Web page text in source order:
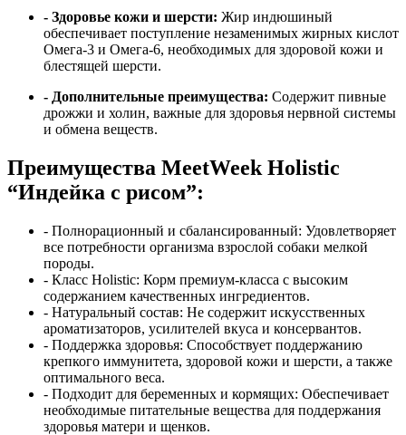
- Здоровье кожи и шерсти: Жир индюшиный
обеспечивает поступление незаменимых жирных кислот
Омега-3 и Омега-6, необходимых для здоровой кожи и
блестящей шерсти.
- Дополнительные преимущества: Содержит пивные
дрожжи и холин, важные для здоровья нервной системы
и обмена веществ.
Преимущества MeetWeek Holistic
“Индейка с рисом”:
- Полнорационный и сбалансированный: Удовлетворяет
все потребности организма взрослой собаки мелкой
породы.
- Класс Holistic: Корм премиум-класса с высоким
содержанием качественных ингредиентов.
- Натуральный состав: Не содержит искусственных
ароматизаторов, усилителей вкуса и консервантов.
- Поддержка здоровья: Способствует поддержанию
крепкого иммунитета, здоровой кожи и шерсти, а также
оптимального веса.
- Подходит для беременных и кормящих: Обеспечивает
необходимые питательные вещества для поддержания
здоровья матери и щенков.